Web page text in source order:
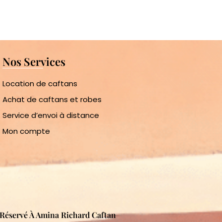
Nos Services
Location de caftans
Achat de caftans et robes
Service d’envoi à distance
Mon compte
À Amina Richard Caftan